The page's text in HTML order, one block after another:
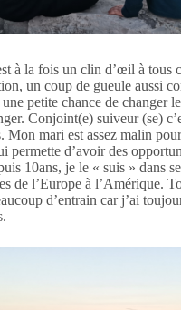
à la fois un clin d’œil à tous
un coup de gueule aussi
petite chance de changer
Conjoint(e) suiveur (se)
Mon mari est assez malin
permette d’avoir des
10ans, je le « suis » dans
de l’Europe à l’Amérique.
d’entrain car j’ai